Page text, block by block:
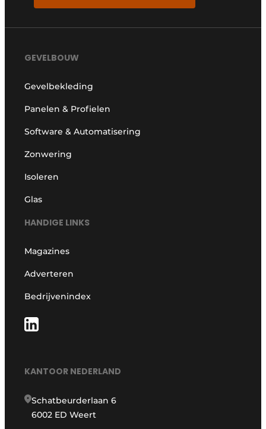
GEVELBOUW
Gevelbekleding
Panelen & Profielen
Software & Automatisering
Zonwering
Isoleren
Glas
HANDIGE LINKS
Magazines
Adverteren
Bedrijvenindex
KANTOOR NEDERLAND
Schatbeurderlaan 6
6002 ED Weert